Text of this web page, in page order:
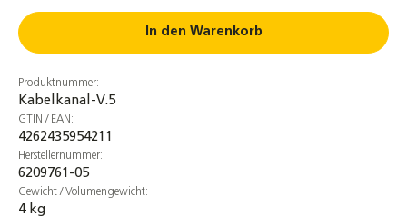
In den Warenkorb
Produktnummer:
Kabelkanal-V.5
GTIN / EAN:
4262435954211
Herstellernummer:
6209761-05
Gewicht / Volumengewicht:
4 kg